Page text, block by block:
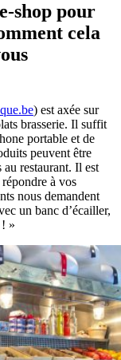
shop pour
cela
) est axée sur
brasserie. Il suffit
portable et de
peuvent être
restaurant. Il est
à vos
nous demandent
un banc d’écailler,
»